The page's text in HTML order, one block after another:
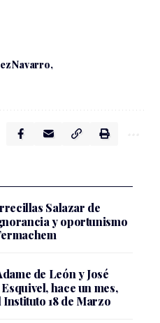
Navarro
Salazar de
y oportunismo
de León y José
hace un mes,
18 de Marzo